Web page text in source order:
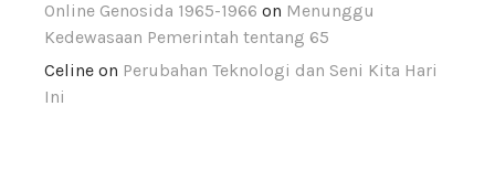
Online Genosida 1965-1966 on Menunggu
Kedewasaan Pemerintah tentang 65
Celine on Perubahan Teknologi dan Seni Kita Hari
Ini